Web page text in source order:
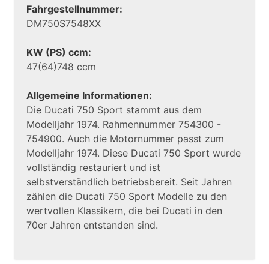
Fahrgestellnummer:
DM750S7548XX
KW (PS) ccm:
47(64)748 ccm
Allgemeine Informationen:
Die Ducati 750 Sport stammt aus dem
Modelljahr 1974. Rahmennummer 754300 -
754900. Auch die Motornummer passt zum
Modelljahr 1974. Diese Ducati 750 Sport wurde
vollständig restauriert und ist
selbstverständlich betriebsbereit. Seit Jahren
zählen die Ducati 750 Sport Modelle zu den
wertvollen Klassikern, die bei Ducati in den
70er Jahren entstanden sind.